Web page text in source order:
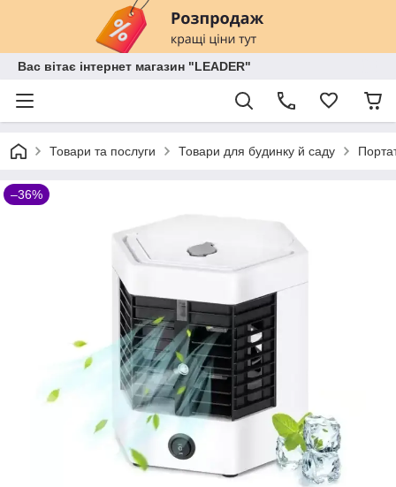
Вас вітає інтернет магазин "LEADER"
Товари та послуги Товари для будинку й саду
–36%